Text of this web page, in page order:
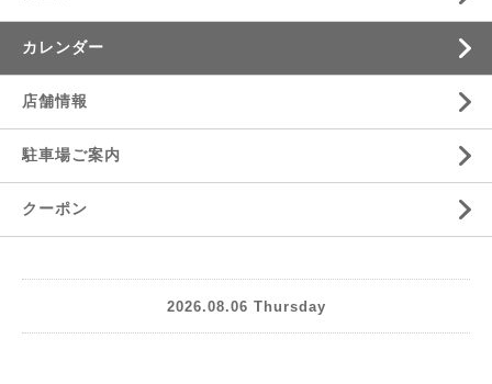
カレンダー
店舗情報
駐車場ご案内
クーポン
2026.08.06 Thursday